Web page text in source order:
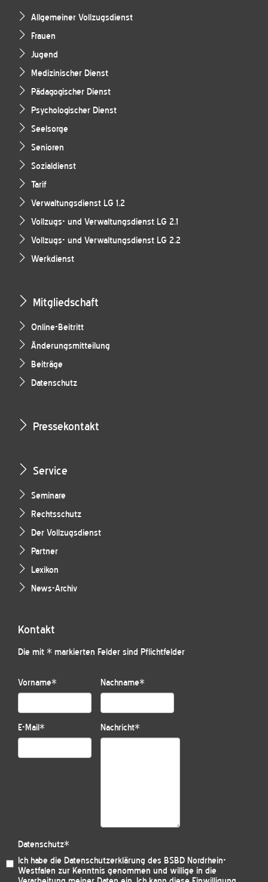
Allgemeiner Vollzugsdienst
Frauen
Jugend
Medizinischer Dienst
Pädagogischer Dienst
Psychologischer Dienst
Seelsorge
Senioren
Sozialdienst
Tarif
Verwaltungsdienst LG 1.2
Vollzugs- und Verwaltungsdienst LG 2.1
Vollzugs- und Verwaltungsdienst LG 2.2
Werkdienst
Mitgliedschaft
Online-Beitritt
Änderungsmitteilung
Beiträge
Datenschutz
Pressekontakt
Service
Seminare
Rechtsschutz
Der Vollzugsdienst
Partner
Lexikon
News-Archiv
Kontakt
Die mit * markierten Felder sind Pflichtfelder
Vorname* Nachname*
E-Mail* Nachricht*
Datenschutz*
Ich habe die Datenschutzerklärung des BSBD Nordrhein-
Westfalen zur Kenntnis genommen und willige in die